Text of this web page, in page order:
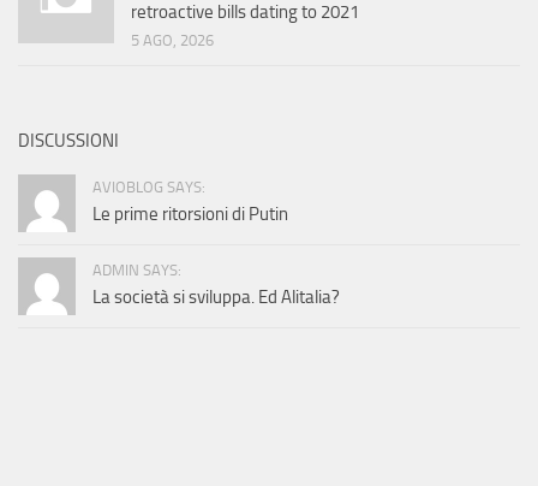
retroactive bills dating to 2021
5 AGO, 2026
DISCUSSIONI
AVIOBLOG SAYS:
Le prime ritorsioni di Putin
ADMIN SAYS:
La società si sviluppa. Ed Alitalia?